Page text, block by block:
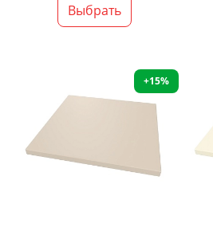
Выбрать
+15%